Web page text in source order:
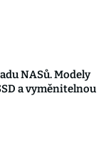
NASů. Modely
a vyměnitelnou